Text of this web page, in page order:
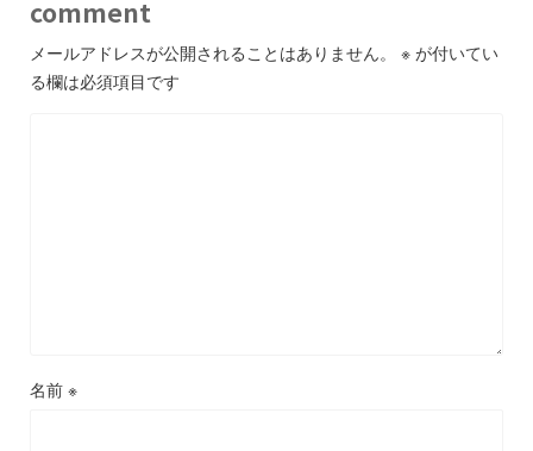
comment
メールアドレスが公開されることはありません。 ※ が付いてい
る欄は必須項目です
名前 ※